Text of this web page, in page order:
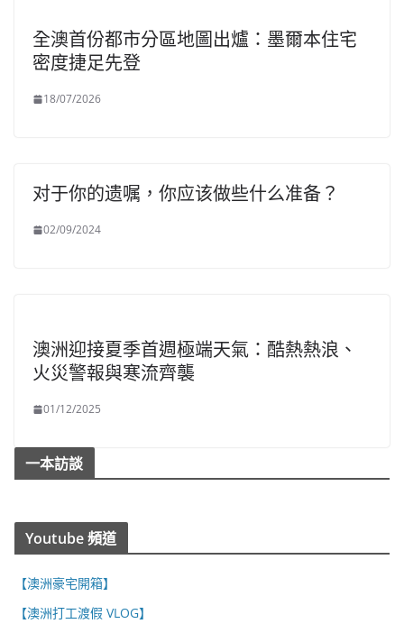
全澳首份都市分區地圖出爐：墨爾本住宅
密度捷足先登
18/07/2026
对于你的遗嘱，你应该做些什么准备？
02/09/2024
澳洲迎接夏季首週極端天氣：酷熱熱浪、
火災警報與寒流齊襲
01/12/2025
一本訪談
Youtube 頻道
【澳洲豪宅開箱】
【澳洲打工渡假 VLOG】